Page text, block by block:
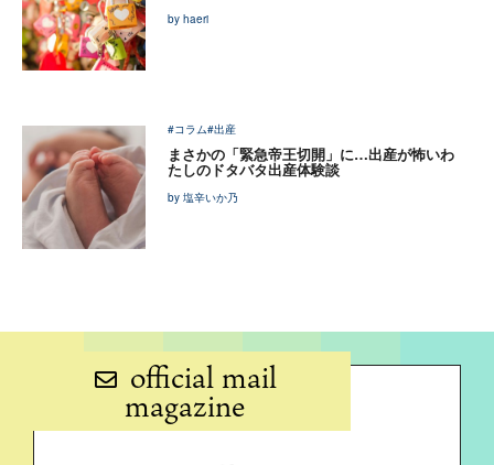
by haeri
#コラム#出産
まさかの「緊急帝王切開」に…出産が怖いわ
たしのドタバタ出産体験談
by 塩辛いか乃
official mail
magazine